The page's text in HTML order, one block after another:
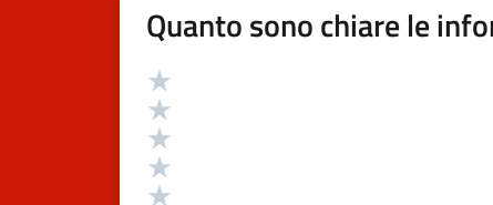
Quanto sono chiare le
Valutazione